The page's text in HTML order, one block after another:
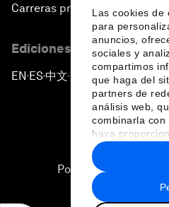
Las cookies de
para
anuncios,
sociales y
compartimos
que haga del
partners de
análisis web,
combinarla
haya
recopilado a
hecho de sus
Carreras profesionales
Ediciones en otros
EN ▪ES▪中文▪ 日本語
Política de